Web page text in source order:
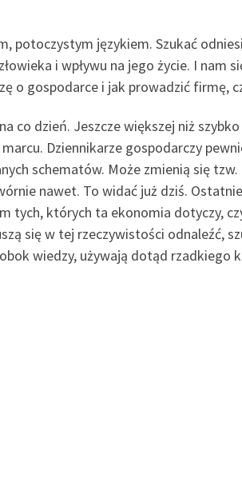
potoczystym językiem. Szukać
i wpływu na jego życie. I nam
o gospodarce i jak prowadzić firmę,
co dzień. Jeszcze większej niż
Dziennikarze gospodarczy
schematów. Może zmienią się
nawet. To widać już dziś.
tych, których ta ekonomia dotyczy,
się w tej rzeczywistości odnaleźć,
wiedzy, używają dotąd rzadkiego